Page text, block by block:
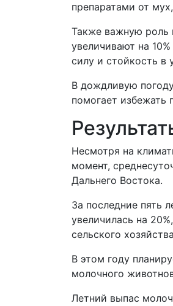
препаратами от
Также важную роль
увеличивают на
силу и стойкость в
В дождливую
помогает избежать
Несмотря на
момент,
Дальнего Востока.
За последние пять
увеличилась на
сельского
В этом году
молочного
Летний выпас